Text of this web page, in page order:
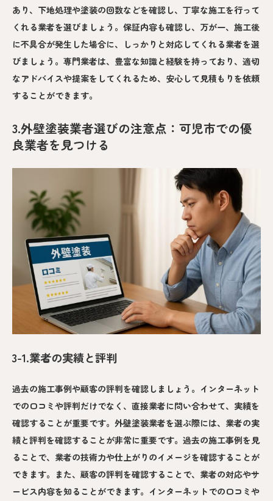
あり、下地処理や塗装の回数などを確認し、丁寧な施工を行って
くれる業者を選びましょう。保証内容も確認し、万が一、施工後
に不具合が発生した場合に、しっかりと対応してくれる業者を選
びましょう。専門業者は、豊富な知識と経験を持っており、適切
なアドバイスや提案をしてくれるため、安心して見積もりを依頼
することができます。
3.外壁塗装業者選びの注意点：可児市での優
良業者を見つける
3-1.業者の実績と評判
過去の施工事例や顧客の評判を確認しましょう。インターネット
での口コミや評判だけでなく、直接業者に問い合わせて、実績を
確認することが重要です。外壁塗装業者を選ぶ際には、業者の実
績と評判を確認することが非常に重要です。過去の施工事例を見
ることで、業者の技術力や仕上がりのイメージを確認することが
できます。また、顧客の評判を確認することで、業者の対応やサ
ービス内容を知ることができます。インターネットでの口コミや